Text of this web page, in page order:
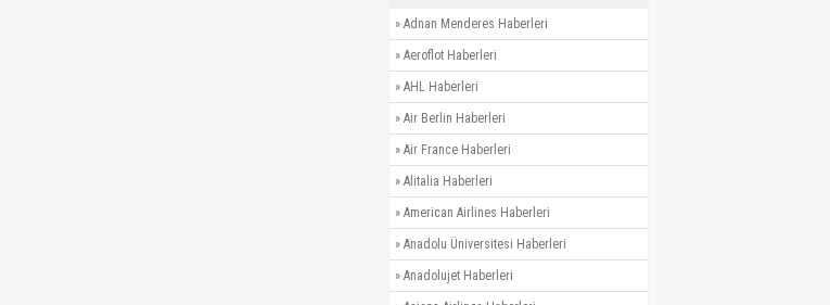
» Adnan Menderes Haberleri
» Aeroflot Haberleri
» AHL Haberleri
» Air Berlin Haberleri
» Air France Haberleri
» Alitalia Haberleri
» American Airlines Haberleri
» Anadolu Üniversitesi Haberleri
» Anadolujet Haberleri